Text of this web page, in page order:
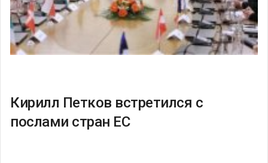
Кирилл Петков встретился с
послами стран ЕС